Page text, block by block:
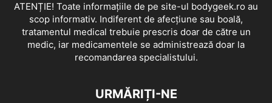
ATENȚIE! Toate informațiile de pe site-ul bodygeek.ro au
scop informativ. Indiferent de afecțiune sau boală,
tratamentul medical trebuie prescris doar de către un
medic, iar medicamentele se administrează doar la
recomandarea specialistului.
URMĂRIȚI-NE